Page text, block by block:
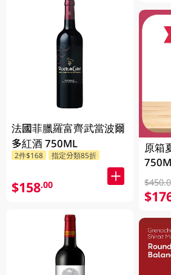
法國菲臘羅富齊武當波爾
多紅酒 750ML
2件$168 指定分類85折
$158.00
原箱